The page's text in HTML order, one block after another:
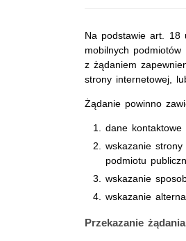
Na podstawie art. 18
mobilnych
z żądaniem
strony internetowej,
Żądanie powinno
dane
wskazanie
podmiotu
wskazanie
wskazanie
Przekazanie żądania